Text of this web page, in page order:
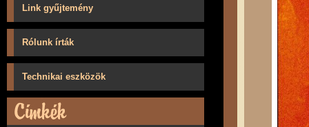
Link gyűjtemény
Rólunk írták
Technikai eszközök